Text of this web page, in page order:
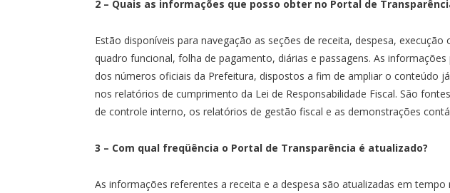
2 – Quais as informações que posso obter no Portal de
Estão disponíveis para navegação as seções de receita, despesa, execução
quadro funcional, folha de pagamento, diárias e passagens. As
dos números oficiais da Prefeitura, dispostos a fim de ampliar o conteúdo
nos relatórios de cumprimento da Lei de Responsabilidade Fiscal. São
de controle interno, os relatórios de gestão fiscal e as demonstrações
3 – Com qual freqüência o Portal de Transparência é atualizado?
As informações referentes a receita e a despesa são atualizadas em